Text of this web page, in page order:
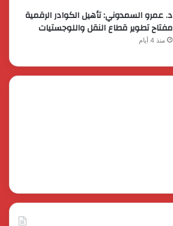
د. عمرو السمدوني: تأهيل الكوادر الرقمية
مفتاح تطوير قطاع النقل واللوجستيات
منذ 4 أيام